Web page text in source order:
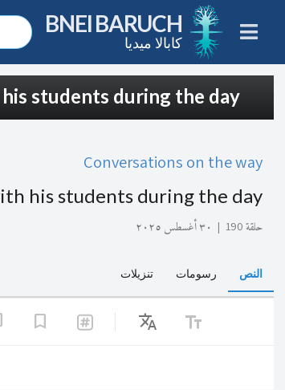
BNEI BARUCH
كابالا ميديا
students during the day
Conversations on the way
his students during the day
حلقة 190 | ٣٠ أغسطس ٢٠٢٥
النص رسومات تنزيلات
text_fields
Translate
bookmark